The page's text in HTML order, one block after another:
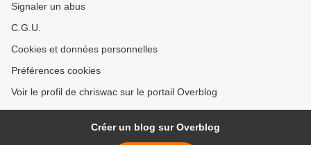
Signaler un abus
C.G.U.
Cookies et données personnelles
Préférences cookies
Voir le profil de chriswac sur le portail Overblog
Créer un blog sur Overblog